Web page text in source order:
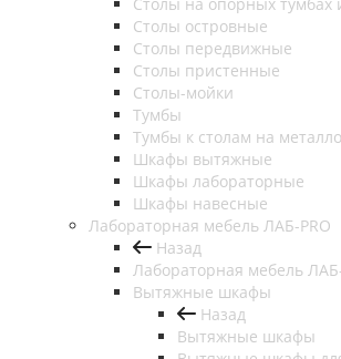
Столы островные
Столы передвижные
Столы пристенные
Столы-мойки
Тумбы
Тумбы к столам на
Шкафы вытяжные
Шкафы лабораторные
Шкафы навесные
Лабораторная мебель ЛАБ-PRO
Назад
Лабораторная мебель
Вытяжные шкафы
Назад
Вытяжные шкафы